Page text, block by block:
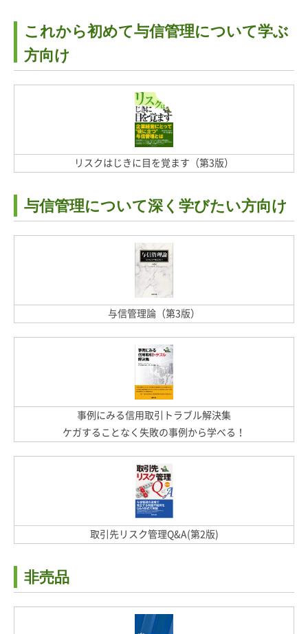
これから初めて与信管理について学ぶ
方向け
リスクはじきに目を覚ます（第3版）
与信管理について深く学びたい方向け
与信管理論（第3版）
事例にみる信用取引トラブル解決集
ケガすることなく失敗の事例から学べる！
取引先リスク管理Q&A(第2版)
非売品